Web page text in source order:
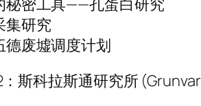
秘密工具——孔蛋白研究
集研究
德废墟调度计划
斯科拉斯通研究所